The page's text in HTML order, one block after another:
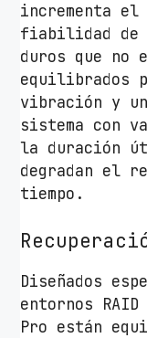
incrementa
fiabilidad de
duros que no
equilibrados
vibración y
sistema con
la duración
degradan el
tiempo.
Diseñados
entornos
Pro están